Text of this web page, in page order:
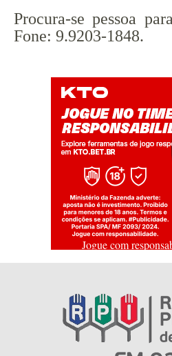
Procura-se pessoa
Fone: 9.9203-1848.
Jogue com